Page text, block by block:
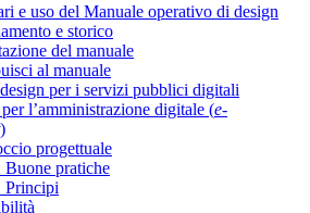
e uso del Manuale operativo di design
e storico
del manuale
al manuale
per i servizi pubblici digitali
l’amministrazione digitale (e-
)
progettuale
Buone pratiche
Principi